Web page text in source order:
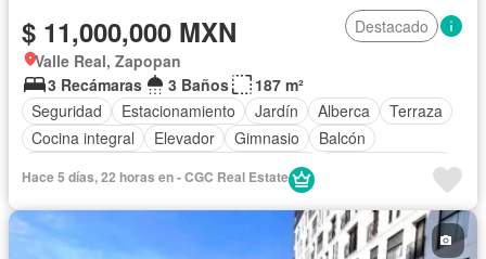
$ 11,000,000 MXN
Destacado
Valle Real, Zapopan
3 Recámaras
3 Baños
187 m²
Seguridad
Estacionamiento Jardín Alberca
Terraza
Cocina integral
Elevador Gimnasio
Balcón
Acceso para personas con discapacidad
Cocina equipada
Zona infantil
Aire acondicionado
Cuarto de Limpieza
Zonas verdes
Recámara con closet Sauna
Wifi
Hace 5 días, 22 horas en - CGC Real Estate